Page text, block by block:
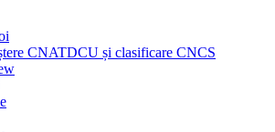
CNATDCU și clasificare CNCS